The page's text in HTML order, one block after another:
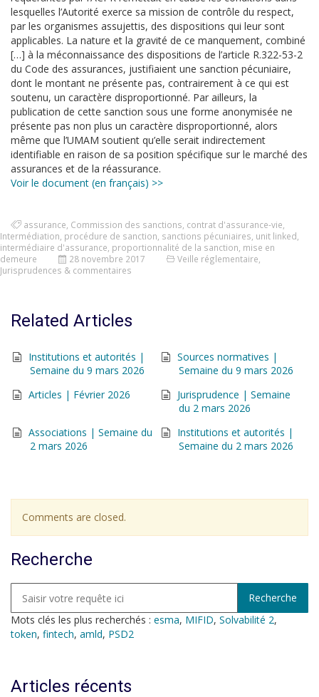
lesquelles l’Autorité exerce sa mission de contrôle du respect,
par les organismes assujettis, des dispositions qui leur sont
applicables. La nature et la gravité de ce manquement, combiné
[…] à la méconnaissance des dispositions de l’article R.322-53-2
du Code des assurances, justifiaient une sanction pécuniaire,
dont le montant ne présente pas, contrairement à ce qui est
soutenu, un caractère disproportionné. Par ailleurs, la
publication de cette sanction sous une forme anonymisée ne
présente pas non plus un caractère disproportionné, alors
même que l’UMAM soutient qu’elle serait indirectement
identifiable en raison de sa position spécifique sur le marché des
assurances et de la réassurance.
Voir le document (en français) >>
assurance Commission des sanctions contrat d'assurance-vie
Intermédiation procédure de sanction sanctions pécuniaires unit linked
intermédiaire d'assurance proportionnalité de la sanction mise en
demeure
28 novembre 2017 Veille réglementaire
Jurisprudences & commentaires
Related Articles
Institutions et autorités |
Semaine du 9 mars 2026
Sources normatives |
Semaine du 9 mars 2026
Articles | Février 2026
Jurisprudence | Semaine
du 2 mars 2026
Associations | Semaine du
2 mars 2026
Institutions et autorités |
Semaine du 2 mars 2026
Comments are closed.
Recherche
Mots clés les plus recherchés : esma, MIFID, Solvabilité 2,
token, fintech, amld, PSD2
Articles récents